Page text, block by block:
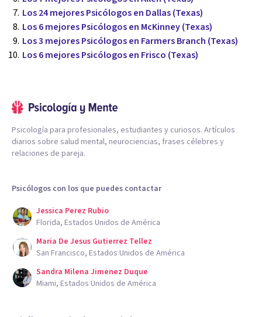
Los 24 mejores Psicólogos en Dallas (Texas)
Los 6 mejores Psicólogos en McKinney (Texas)
Los 3 mejores Psicólogos en Farmers Branch (Texas)
Los 6 mejores Psicólogos en Frisco (Texas)
Psicología para profesionales, estudiantes y curiosos. Artículos
diarios sobre salud mental, neurociencias, frases célebres y
relaciones de pareja.
Psicólogos con los que puedes contactar
Jessica Perez Rubio
Florida, Estados Unidos de América
Maria De Jesus Gutierrez Tellez
San Francisco, Estados Unidos de América
Sandra Milena Jimenez Duque
Miami, Estados Unidos de América